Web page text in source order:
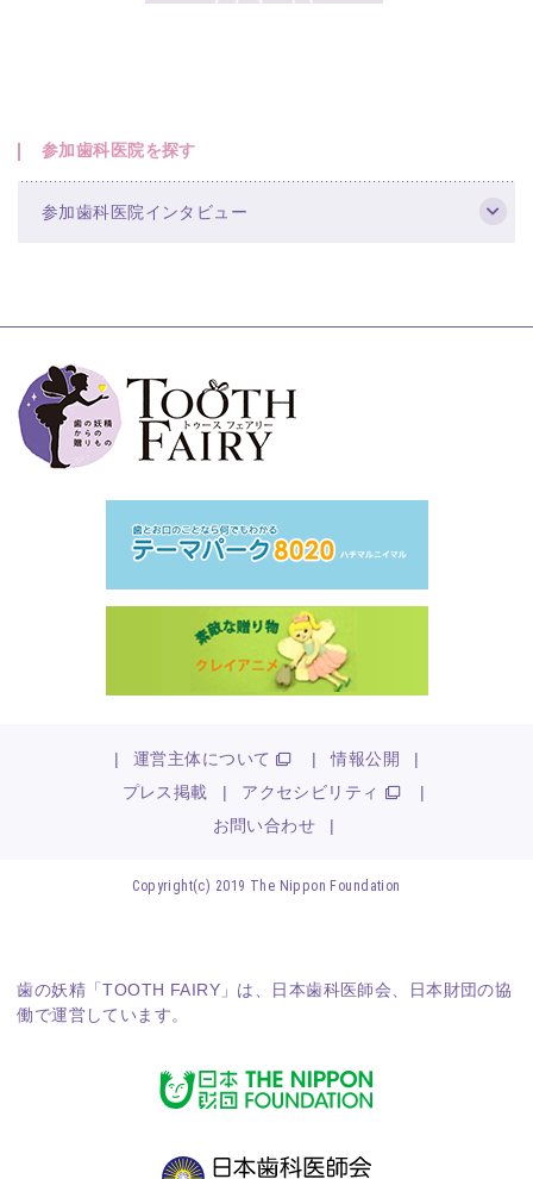
参加歯科医院を探す
参加歯科医院インタビュー
| 運営主体について | 情報公開
|
プレス掲載
| アクセシビリティ
|
お問い合わせ
|
Copyright(c) 2019 The Nippon Foundation
歯の妖精「TOOTH FAIRY」は、 日本歯科医師会 日本財団の協
働で運営しています。